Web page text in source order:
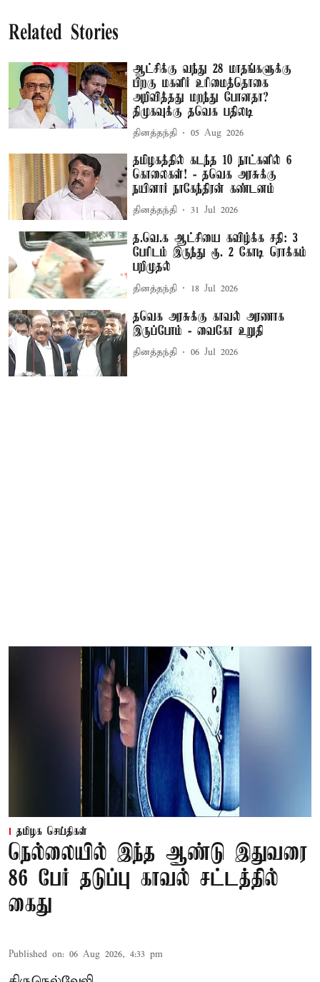
Related Stories
ஆட்சிக்கு வந்து 28 மாதங்களுக்கு
பிறகு மகளிர் உரிமைத்தொகை
அறிவித்தது மறந்து போனதா?
திமுகவுக்கு தவெக பதிலடி
தினத்தந்தி 05 Aug 2026
தமிழகத்தில் கடந்த 10 நாட்களில் 6
கொலைகள்! - தவெக அரசுக்கு
நயினார் நாகேந்திரன் கண்டனம்
தினத்தந்தி 31 Jul 2026
த.வெ.க ஆட்சியை கவிழ்க்க சதி: 3
பேரிடம் இருந்து ரூ. 2 கோடி ரொக்கம்
பறிமுதல்
தினத்தந்தி 18 Jul 2026
தவெக அரசுக்கு காவல் அரணாக
இருப்போம் - வைகோ உறுதி
தினத்தந்தி 06 Jul 2026
தமிழக செய்திகள்
நெல்லையில் இந்த ஆண்டு இதுவரை
86 பேர் தடுப்பு காவல் சட்டத்தில்
கைது
Published on: 06 Aug 2026, 4:33 pm